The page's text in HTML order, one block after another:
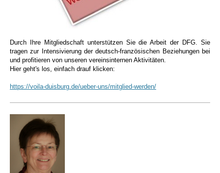
Durch Ihre Mitgliedschaft unterstützen Sie die Arbeit der DFG. Sie
tragen zur Intensivierung der deutsch-französischen Beziehungen bei
und profitieren von unseren vereinsinternen Aktivitäten.
Hier geht's los, einfach drauf klicken:
https://voila-duisburg.de/ueber-uns/mitglied-werden/